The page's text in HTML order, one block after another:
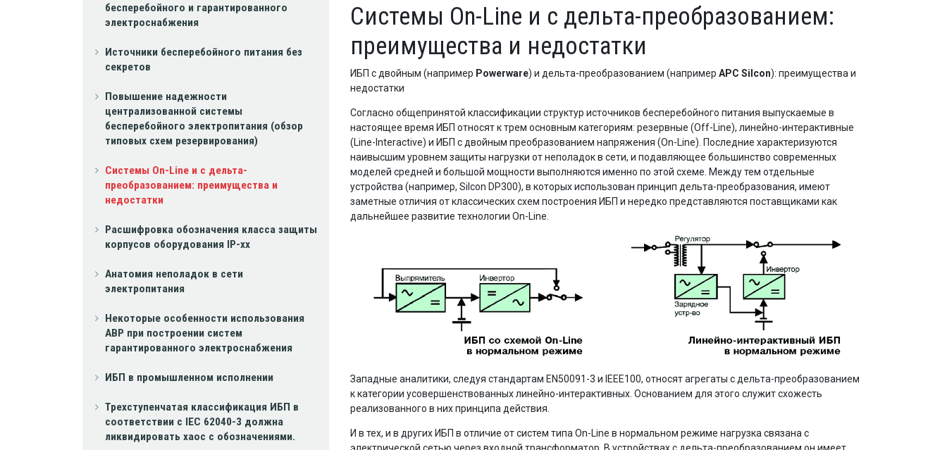
бесперебойного и гарантированного
электроснабжения
Источники бесперебойного питания без
секретов
Повышение надежности
централизованной системы
бесперебойного электропитания (обзор
типовых схем резервирования)
Системы On-Line и с дельта-
преобразованием: преимущества и
недостатки
Расшифровка обозначения класса защиты
корпусов оборудования IP-xx
Анатомия неполадок в сети
электропитания
Некоторые особенности использования
АВР при построении систем
гарантированного электроснабжения
ИБП в промышленном исполнении
Трехступенчатая классификация ИБП в
соответствии с IEC 62040-3 должна
ликвидировать хаос с обозначениями.
Системы On-Line и с дельта-преобразованием:
преимущества и недостатки
ИБП с двойным (например Powerware) и дельта-преобразованием (например APC Silcon): преимущества и
недостатки
Согласно общепринятой классификации структур источников бесперебойного питания выпускаемые в
настоящее время ИБП относят к трем основным категориям: резервные (Off-Line), линейно-интерактивные
(Line-Interactive) и ИБП с двойным преобразованием напряжения (On-Line). Последние характеризуются
наивысшим уровнем защиты нагрузки от неполадок в сети, и подавляющее большинство современных
моделей средней и большой мощности выполняются именно по этой схеме. Между тем отдельные
устройства (например, Silcon DP300), в которых использован принцип дельта-преобразования, имеют
заметные отличия от классических схем построения ИБП и нередко представляются поставщиками как
дальнейшее развитие технологии On-Line.
Западные аналитики, следуя стандартам EN50091-3 и IEEE100, относят агрегаты с дельта-преобразованием
к категории усовершенствованных линейно-интерактивных. Основанием для этого служит схожесть
реализованного в них принципа действия.
И в тех, и в других ИБП в отличие от систем типа On-Line в нормальном режиме нагрузка связана с